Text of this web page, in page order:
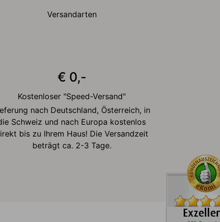
Versandarten
€ 0,-
Kostenloser "Speed-Versand"
nach Deutschland, Österreich, in
Schweiz und nach Europa kostenlos
bis zu Ihrem Haus! Die Versandzeit
beträgt ca. 2-3 Tage.